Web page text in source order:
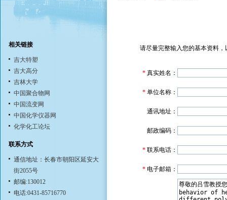
相关链接
吉大特塑
吉大高分
吉林大学
中国聚合物网
中国流变网
中国化学仪器网
化学化工论坛
联系方式
通信地址：长春市朝阳区延安大
街2055号
邮编:130012
电话:0431-85716770
请尽量完整输入您的基本资料
* 真实姓名：
* 单位名称：
通讯地址：
邮政编码：
* 联系电话：
* 电子邮箱：